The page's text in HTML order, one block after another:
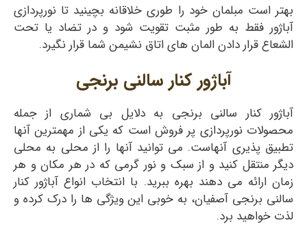
بهتر است مبلمان خود را طوری خلاقانه بچینید تا نورپردازی
آباژور فقط به طور مثبت تقویت شود و در تضاد یا تحت
الشعاع قرار دادن المان های اتاق نشیمن شما قرار نگیرد.
آباژور کنار سالنی برنجی
آباژور کنار سالنی برنجی به دلایل بی شماری از جمله
محصولات نورپردازی پر فروش است که یکی از مهمترین آنها
تطبیق پذیری آنهاست. می توانید آنها را از محلی به محلی
دیگر منتقل کنید و از سبک و نور گرمی که در هر مکان و هر
زمان ارائه می دهند بهره ببرید. با انتخاب انواع آباژور کنار
سالنی برنجی آصفیان، به خوبی این ویژگی ها را درک کرده و
لذت خواهید برد.